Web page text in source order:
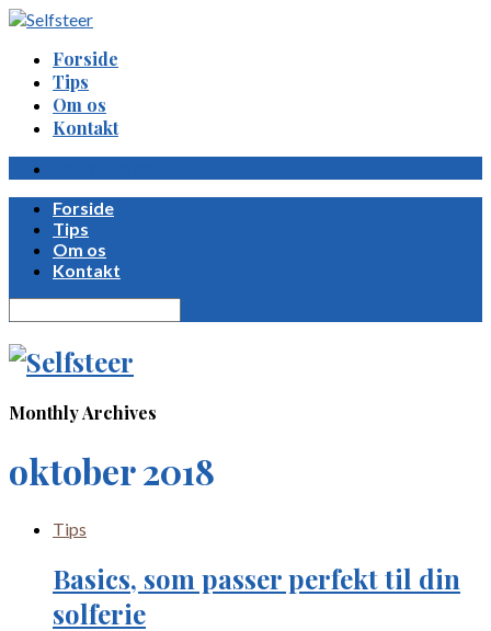
Forside
Tips
Om os
Kontakt
Forside
Tips
Om os
Kontakt
Monthly Archives
oktober 2018
Tips
Basics, som passer perfekt til din
solferie